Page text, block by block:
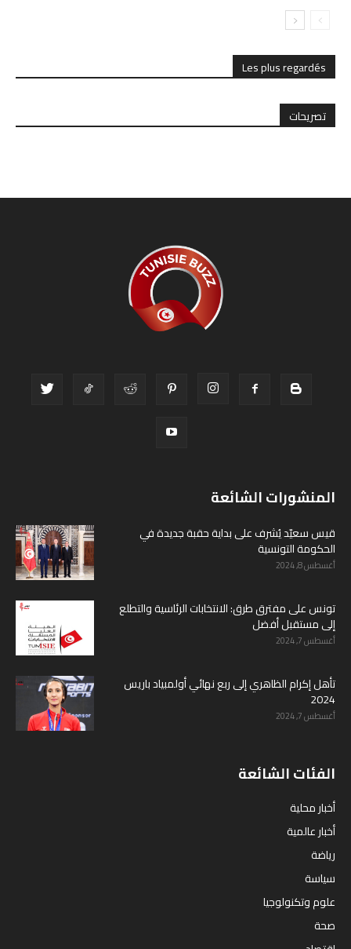
Les plus regardés
تصريحات
المنشورات الشائعة
قيس سعيّد يُشرف على بداية حقبة جديدة في
الحكومة التونسية
أغسطس 8, 2024
تونس على مفترق طرق: الانتخابات الرئاسية والتطلع
إلى مستقبل أفضل
أغسطس 7, 2024
تأهل إكرام الظاهري إلى ربع نهائي أولمبياد باريس
2024
أغسطس 7, 2024
الفئات الشائعة
أخبار محلية
أخبار عالمية
رياضة
سياسة
علوم وتكنولوجيا
صحة